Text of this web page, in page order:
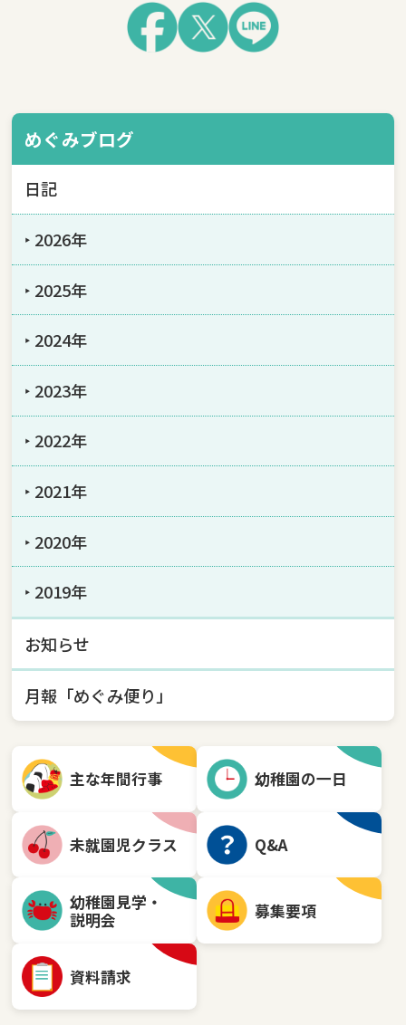
めぐみブログ
日記
‣ 2026年
‣ 2025年
‣ 2024年
‣ 2023年
‣ 2022年
‣ 2021年
‣ 2020年
‣ 2019年
お知らせ
月報「めぐみ便り」
主な年間行事 幼稚園の一日
未就園児クラス Q&A
幼稚園見学・
説明会
募集要項
資料請求